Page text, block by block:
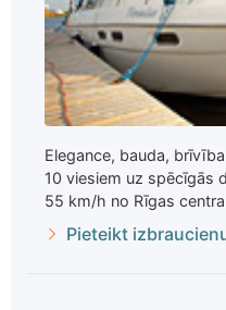
Elegance, bauda,
10 viesiem uz spēcīgās
55 km/h no Rīgas
Pieteikt